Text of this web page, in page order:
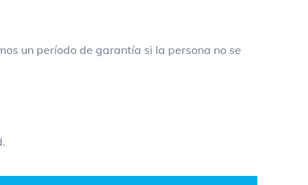
un período de garantía si la persona no se